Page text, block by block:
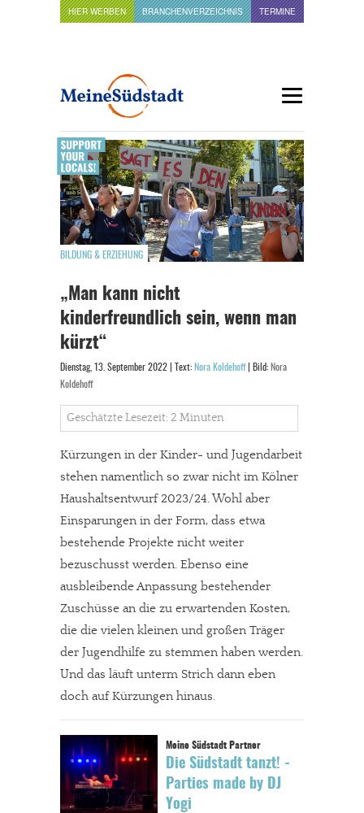
HIER WERBEN BRANCHENVERZEICHNIS TERMINE
BILDUNG & ERZIEHUNG
„Man kann nicht
kinderfreundlich sein, wenn man
kürzt“
Dienstag, 13. September 2022 | Text: Nora Koldehoff| Bild: Nora
Koldehoff
Geschätzte Lesezeit: 2 Minuten
Kürzungen in der Kinder- und Jugendarbeit
stehen namentlich so zwar nicht im Kölner
Haushaltsentwurf 2023/24. Wohl aber
Einsparungen in der Form, dass etwa
bestehende Projekte nicht weiter
bezuschusst werden. Ebenso eine
ausbleibende Anpassung bestehender
Zuschüsse an die zu erwartenden Kosten,
die die vielen kleinen und großen Träger
der Jugendhilfe zu stemmen haben werden.
Und das läuft unterm Strich dann eben
doch auf Kürzungen hinaus.
Die Südstadt tanzt! -
Parties made by DJ
Yogi